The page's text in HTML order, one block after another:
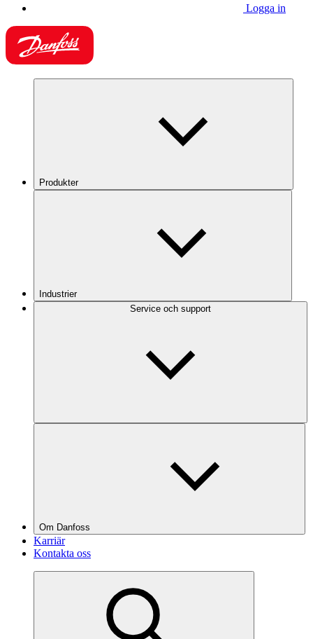
Logga in
Produkter
Industrier
Service och support
Om Danfoss
Karriär
Kontakta oss